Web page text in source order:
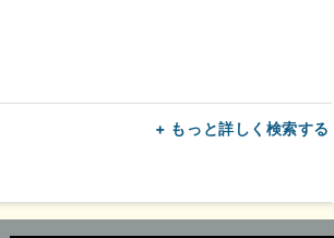
+ もっと詳しく検索する